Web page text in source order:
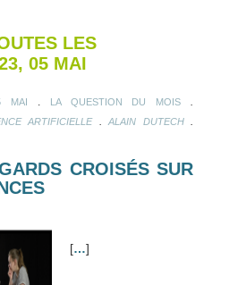
LES
05 MAI
MAI LA QUESTION DU MOIS
ARTIFICIELLE.ALAIN DUTECH.
CROISÉS SUR
[…]